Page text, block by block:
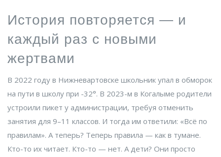
История повторяется — и
каждый раз с новыми
жертвами
В 2022 году в Нижневартовске школьник упал в обморок
на пути в школу при -32°. В 2023-м в Когалыме родители
устроили пикет у администрации, требуя отменить
занятия для 9–11 классов. И тогда им ответили: «Всё по
правилам». А теперь? Теперь правила — как в тумане.
Кто-то их читает. Кто-то — нет. А дети? Они просто